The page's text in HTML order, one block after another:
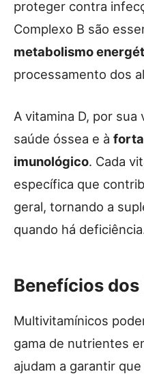
proteger contra
Complexo B são
metabolismo
processamento dos
A vitamina D, por sua
saúde óssea e à
imunológico. Cada
específica que
geral, tornando a
quando há
Benefícios
Multivitamínicos
gama de nutrientes
ajudam a garantir